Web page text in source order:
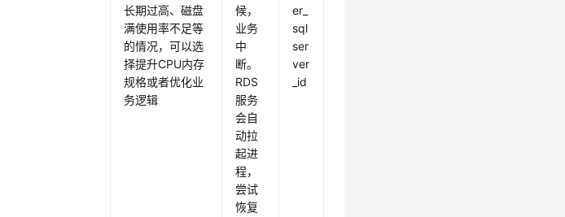
长期过高、磁盘
满使用率不足等
的情况，可以选
择提升CPU内存
规格或者优化业
务逻辑
候，
业务
中
断。
RDS
服务
会自
动拉
起进
程，
尝试
恢复
er_
sql
ser
ver
_id